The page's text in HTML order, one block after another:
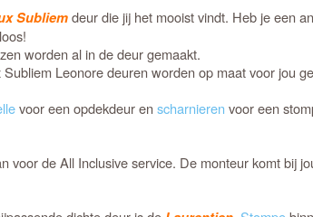
Subliemdeur die jij het mooist vindt. Heb je een
worden al in de deur gemaakt.
Leonore deuren worden op maat voor jou
voor een opdekdeur enscharnieren voor een
de All Inclusive service. De monteur komt bij